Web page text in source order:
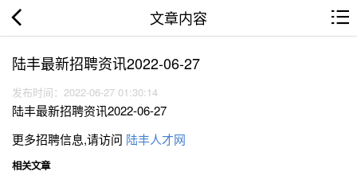
文章内容
陆丰最新招聘资讯2022-06-27
发布时间：2022-06-27 01:30:14
陆丰最新招聘资讯2022-06-27
更多招聘信息,请访问 陆丰人才网
相关文章